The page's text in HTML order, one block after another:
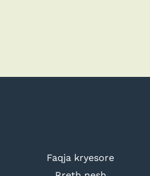
Faqja kryesore